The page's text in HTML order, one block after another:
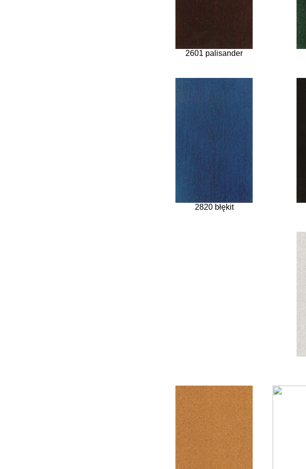
2601 palisander
2820 błękit